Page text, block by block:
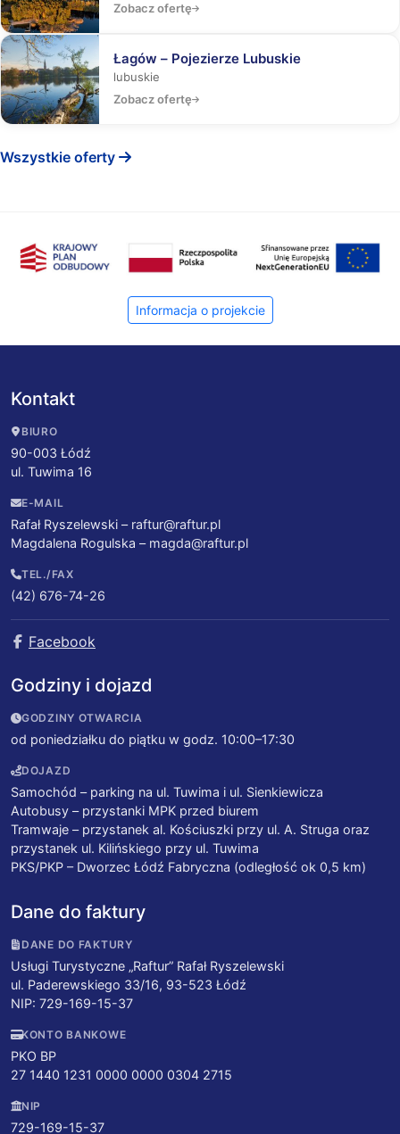
Zobacz ofertę
Łagów – Pojezierze Lubuskie
lubuskie
Zobacz ofertę
Wszystkie oferty
Informacja o projekcie
Kontakt
BIURO
90-003 Łódź
ul. Tuwima 16
E-MAIL
Rafał Ryszelewski – raftur@raftur.pl
Magdalena Rogulska – magda@raftur.pl
TEL./FAX
(42) 676-74-26
Facebook
Godziny i dojazd
GODZINY OTWARCIA
od poniedziałku do piątku w godz. 10:00–17:30
DOJAZD
Samochód – parking na ul. Tuwima i ul. Sienkiewicza
Autobusy – przystanki MPK przed biurem
Tramwaje – przystanek al. Kościuszki przy ul. A. Struga oraz
przystanek ul. Kilińskiego przy ul. Tuwima
PKS/PKP – Dworzec Łódź Fabryczna (odległość ok 0,5 km)
Dane do faktury
DANE DO FAKTURY
Usługi Turystyczne „Raftur” Rafał Ryszelewski
ul. Paderewskiego 33/16, 93-523 Łódź
NIP: 729-169-15-37
KONTO BANKOWE
PKO BP
27 1440 1231 0000 0000 0304 2715
NIP
729-169-15-37